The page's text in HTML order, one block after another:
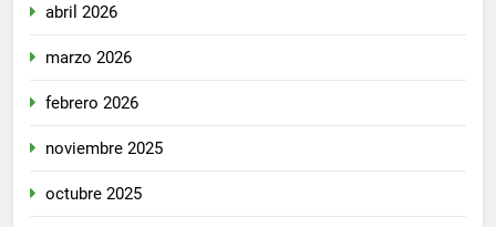
abril 2026
marzo 2026
febrero 2026
noviembre 2025
octubre 2025